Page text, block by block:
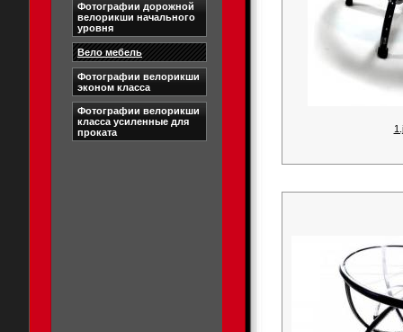
Фотографии дорожной
велорикши начального
уровня
Вело мебель
Фотографии велорикши
эконом класса
Фотографии велорикши
класса усиленные для
проката